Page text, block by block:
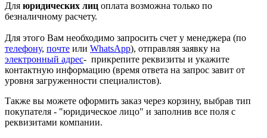
Для юридических лиц оплата возможна только по
безналичному расчету.
Для этого Вам необходимо запросить счет у менеджера (по
телефону, почте или WhatsApp), отправляя заявку на
электронный адрес- прикрепите реквизиты и укажите
контактную информацию (время ответа на запрос завит от
уровня загруженности специалистов).
Также вы можете оформить заказ через корзину, выбрав тип
покупателя - "юридическое лицо" и заполнив все поля с
реквизитами компании.